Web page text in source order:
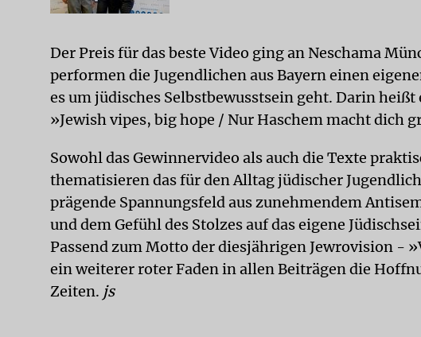
Der Preis für das beste Video ging an Neschama
performen die Jugendlichen aus Bayern einen
es um jüdisches Selbstbewusstsein geht. Darin heißt
»Jewish vipes, big hope / Nur Haschem macht dich
Sowohl das Gewinnervideo als auch die Texte
thematisieren das für den Alltag jüdischer
prägende Spannungsfeld aus zunehmendem
und dem Gefühl des Stolzes auf das eigene
Passend zum Motto der diesjährigen Jewrovision -
ein weiterer roter Faden in allen Beiträgen die
Zeiten. js